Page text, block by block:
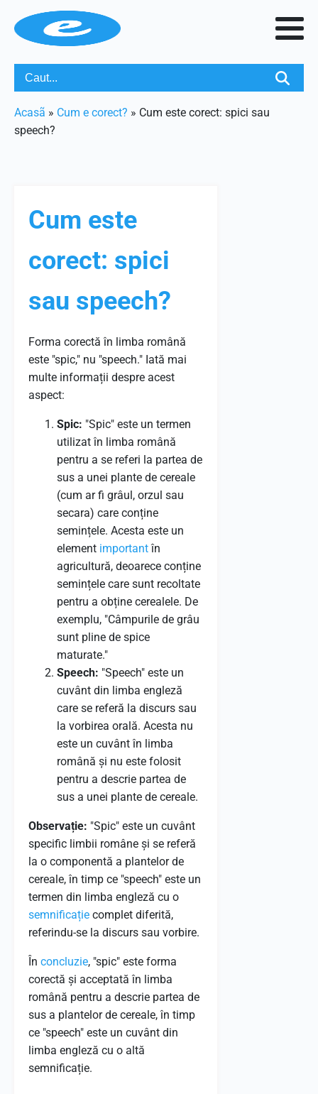
Acasã » Cum e corect? » Cum este corect: spici sau
speech?
Cum este
corect: spici
sau speech?
Forma corectă în limba română
este "spic," nu "speech." Iată mai
multe informații despre acest
aspect:
Spic: "Spic" este un termen
utilizat în limba română
pentru a se referi la partea de
sus a unei plante de cereale
(cum ar fi grâul, orzul sau
secara) care conține
semințele. Acesta este un
element importantîn
agricultură, deoarece conține
semințele care sunt recoltate
pentru a obține cerealele. De
exemplu, "Câmpurile de grâu
sunt pline de spice
maturate."
Speech: "Speech" este un
cuvânt din limba engleză
care se referă la discurs sau
la vorbirea orală. Acesta nu
este un cuvânt în limba
română și nu este folosit
pentru a descrie partea de
sus a unei plante de cereale.
Observație: "Spic" este un cuvânt
specific limbii române și se referă
la o componentă a plantelor de
cereale, în timp ce "speech" este un
termen din limba engleză cu o
semnificație complet diferită,
referindu-se la discurs sau vorbire.
În concluzie, "spic" este forma
corectă și acceptată în limba
română pentru a descrie partea de
sus a plantelor de cereale, în timp
ce "speech" este un cuvânt din
limba engleză cu o altă
semnificație.